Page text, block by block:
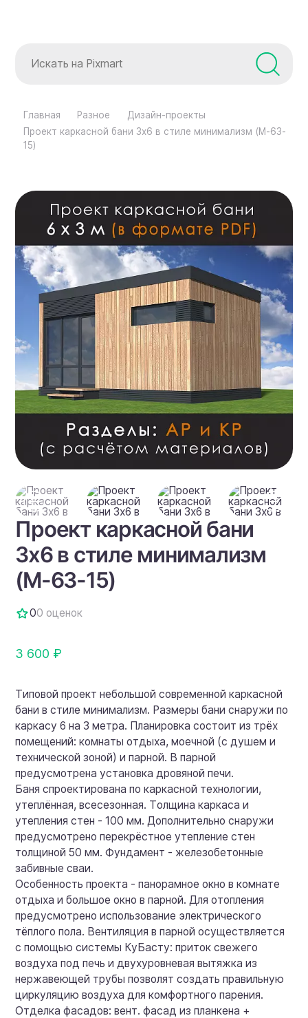
Главная Разное
Дизайн-проекты
Проект каркасной бани 3х6 в стиле минимализм (М-63-
15)
Проект каркасной бани
3х6 в стиле минимализм
(М-63-15)
00 оценок
3 600 ₽
Типовой проект небольшой современной каркасной
бани в стиле минимализм. Размеры бани снаружи по
каркасу 6 на 3 метра. Планировка состоит из трёх
помещений: комнаты отдыха, моечной (с душем и
технической зоной) и парной. В парной
предусмотрена установка дровяной печи.
Баня спроектирована по каркасной технологии,
утеплённая, всесезонная. Толщина каркаса и
утепления стен - 100 мм. Дополнительно снаружи
предусмотрено перекрёстное утепление стен
толщиной 50 мм. Фундамент - железобетонные
забивные сваи.
Особенность проекта - панорамное окно в комнате
отдыха и большое окно в парной. Для отопления
предусмотрено использование электрического
тёплого пола. Вентиляция в парной осуществляется
с помощью системы КуБасту: приток свежего
воздуха под печь и двухуровневая вытяжка из
нержавеющей трубы позволят создать правильную
циркуляцию воздуха для комфортного парения.
Отделка фасадов: вент. фасад из планкена +